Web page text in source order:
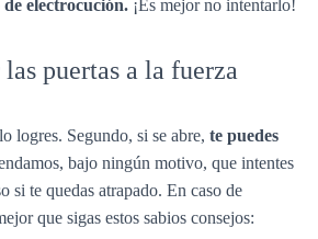
electrocución. ¡Es mejor no intentarlo!
puertas a la fuerza
logres. Segundo, si se abre, te puedes
bajo ningún motivo, que intentes
si te quedas atrapado. En caso de
que sigas estos sabios consejos: